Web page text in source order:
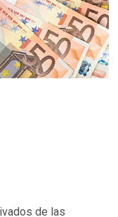
de las